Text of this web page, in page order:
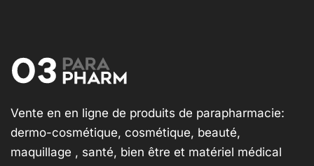
Vente en en ligne de produits de parapharmacie:
dermo-cosmétique, cosmétique, beauté,
maquillage , santé, bien être et matériel médical